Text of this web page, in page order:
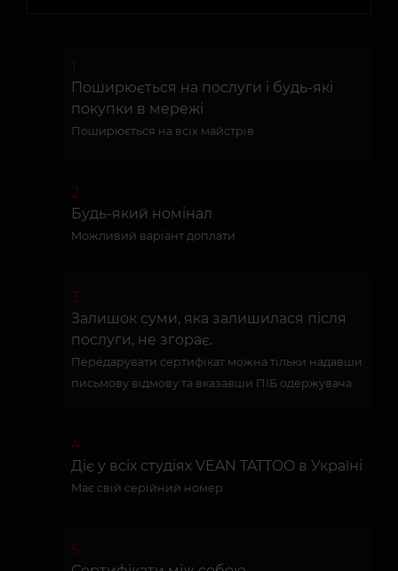
Поширюється на послуги і будь-які
покупки в мережі
Поширюється на всіх майстрів
Будь-який номінал
Можливий варіант доплати
Залишок суми, яка залишилася після
послуги, не згорає.
Передарувати сертифікат можна тільки надавши
письмову відмову та вказавши ПІБ одержувача
Діє у всіх студіях VEAN TATTOO в Україні
Має свій серійний номер